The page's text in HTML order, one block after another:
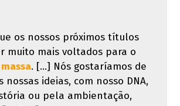
os nossos próximos títulos
muito mais voltados para o
. [...] Nós gostaríamos de
ideias, com nosso DNA,
ou pela ambientação,